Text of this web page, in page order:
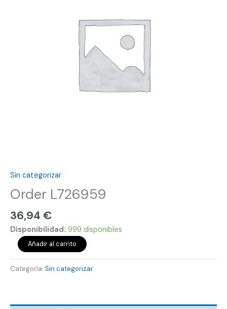
Sin categorizar
Order L726959
36,94 €
Disponibilidad: 999 disponibles
Añadir al carrito
Categoría: Sin categorizar